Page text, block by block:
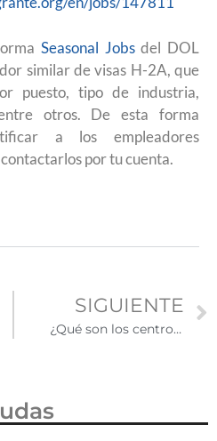
Seasonal Jobsdel DOL
similar de visas H-2A, que
puesto, tipo de industria,
otros. De esta forma
a los empleadores
por tu cuenta.
SIGUIENTE
¿Qué son los centros comunitarios en Estados Unidos y cómo funcionan?